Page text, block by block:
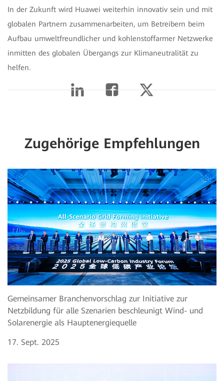
In der Zukunft wird Huawei weiterhin innovativ sein und mit
globalen Partnern zusammenarbeiten, um Betreibern beim
Aufbau umweltfreundlicher und kohlenstoffarmer Netzwerke
inmitten des globalen Übergangs zur Klimaneutralität zu
helfen.
Zugehörige Empfehlungen
Gemeinsamer Branchenvorschlag zur Initiative zur
Netzbildung für alle Szenarien beschleunigt Wind- und
Solarenergie als Hauptenergiequelle
17. Sept. 2025